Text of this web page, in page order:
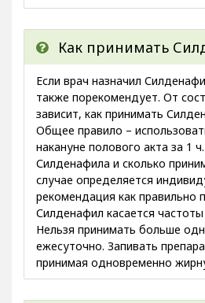
Как принимать
Если врач назначил
также порекомендует. От
зависит, как принимать
Общее правило –
накануне полового акта за 1
Силденафила и сколько
случае определяется
рекомендация как правильно
Силденафил касается
Нельзя принимать больше
ежесуточно. Запивать
принимая одновременно